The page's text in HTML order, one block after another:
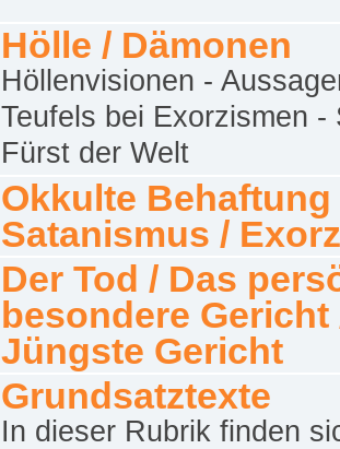
Hölle / Dämonen
Höllenvisionen -
Teufels bei Exorzismen -
Fürst der Welt
Okkulte Behaftung
Satanismus /
Der Tod / Das
besondere Gericht
Jüngste Gericht
Grundsatztexte
In dieser Rubrik finden